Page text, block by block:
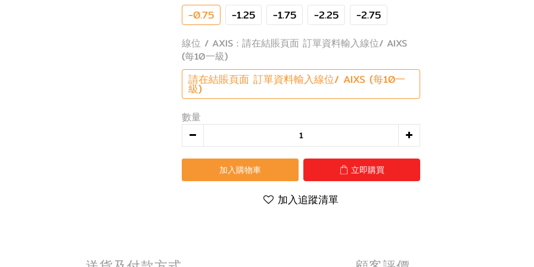
-0.75 -1.25 -1.75 -2.25 -2.75
線位 / AXIS : 請在結賬頁面 訂單資料輸入線位/ AIXS
(每10一級)
請在結賬頁面 訂單資料輸入線位/ AIXS (每10一
級)
數量
加入購物車 立即購買
加入追蹤清單